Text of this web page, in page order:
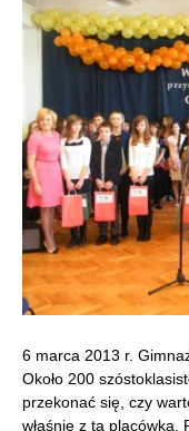
6 marca 2013 r.
Około 200
przekonać się, czy
właśnie z tą